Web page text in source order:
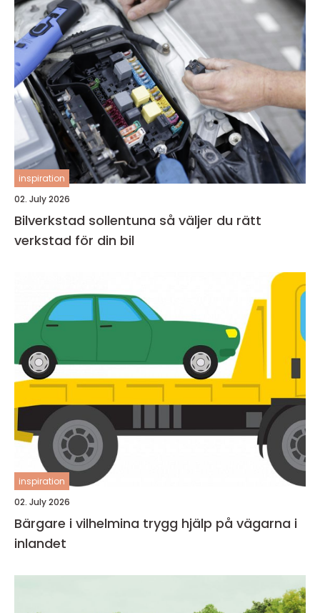
inspiration
02. July 2026
Bilverkstad sollentuna så väljer du rätt
verkstad för din bil
inspiration
02. July 2026
Bärgare i vilhelmina trygg hjälp på vägarna i
inlandet